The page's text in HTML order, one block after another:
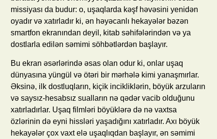
missiyası da budur: o, uşaqlarda kəşf həvəsini yenidən
oyadır və xatırladır ki, ən həyəcanlı hekayələr bəzən
smartfon ekranından deyil, kitab səhifələrindən və ya
dostlarla edilən səmimi söhbətlərdən başlayır.
Bu ekran əsərlərində əsas olan odur ki, onlar uşaq
dünyasına yüngül və ötəri bir mərhələ kimi yanaşmırlar.
Əksinə, ilk dostluqların, kiçik incikliklərin, böyük arzuların
və saysız-hesabsız sualların nə qədər vacib olduğunu
xatırladırlar. Uşaq filmləri böyüklərə də nə vaxtsa
özlərinin də eyni hissləri yaşadığını xatırladır. Axı böyük
hekayələr çox vaxt elə uşaqlıqdan başlayır, ən səmimi